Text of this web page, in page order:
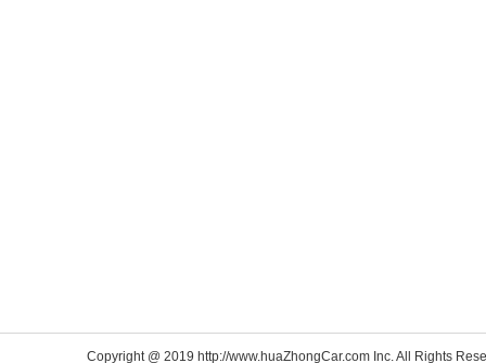
Copyright @ 2019 http://www.huaZhongCar.com Inc. All Rights